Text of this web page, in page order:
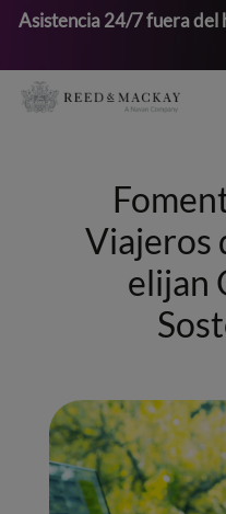
contenido
Asistencia 24/7 fuera del
Viajeros
elijan